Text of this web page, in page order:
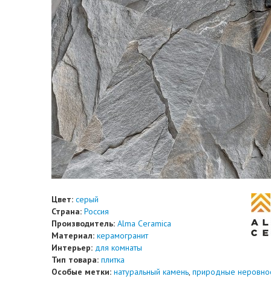
Цвет: серый
Страна: Россия
Производитель: Alma Ceramica
Материал: керамогранит
Интерьер: для комнаты
Тип товара: плитка
Особые метки: натуральный камень, природные